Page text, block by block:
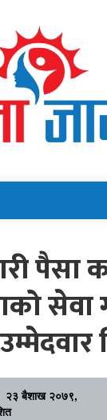
पैसा
सेवा
२३ बैशाख २०७९,